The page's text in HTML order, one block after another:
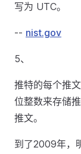
写为 UTC。
-- nist.gov
5、
推特的每个推
位整数来存储
推文。
到了2009年，